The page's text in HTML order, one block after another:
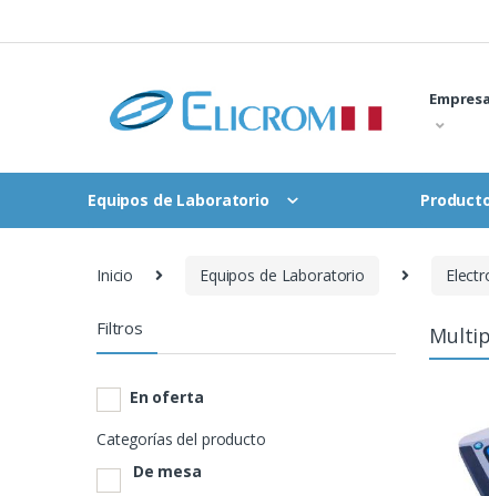
al
Empresa
Equipos de Laboratorio
Inicio Equipos de Laboratorio
Filtros
En oferta
Categorías del producto
De mesa